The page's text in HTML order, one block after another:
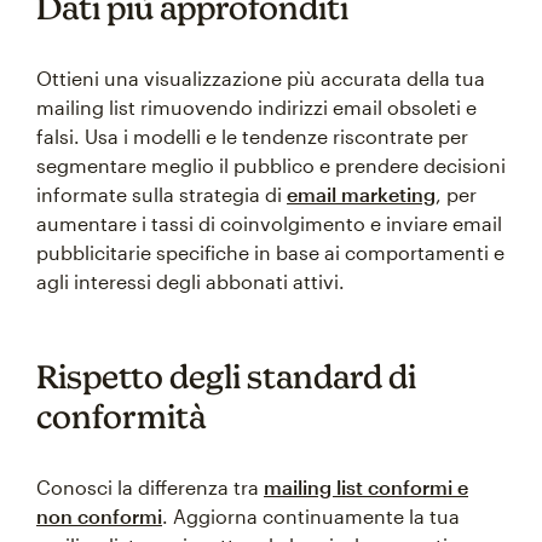
Ottieni una visualizzazione più accurata della tua
mailing list rimuovendo indirizzi email obsoleti e
falsi. Usa i modelli e le tendenze riscontrate per
segmentare meglio il pubblico e prendere decisioni
informate sulla strategia di email marketing , per
aumentare i tassi di coinvolgimento e inviare email
pubblicitarie specifiche in base ai comportamenti e
agli interessi degli abbonati attivi.
Rispetto degli standard di
conformità
Conosci la differenza tra mailing list conformi e
non conformi . Aggiorna continuamente la tua